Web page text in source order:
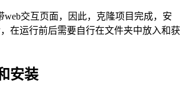
web交互页面，因此，克隆项目完成，安
在运行前后需要自行在文件夹中放入和获
安装